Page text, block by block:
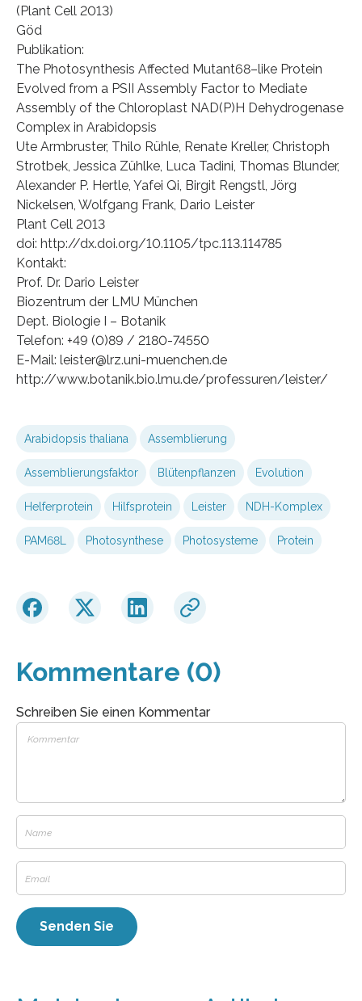
(Plant Cell 2013)
Göd
Publikation:
The Photosynthesis Affected Mutant68–like Protein
Evolved from a PSII Assembly Factor to Mediate
Assembly of the Chloroplast NAD(P)H Dehydrogenase
Complex in Arabidopsis
Ute Armbruster, Thilo Rühle, Renate Kreller, Christoph
Strotbek, Jessica Zühlke, Luca Tadini, Thomas Blunder,
Alexander P. Hertle, Yafei Qi, Birgit Rengstl, Jörg
Nickelsen, Wolfgang Frank, Dario Leister
Plant Cell 2013
doi: http://dx.doi.org/10.1105/tpc.113.114785
Kontakt:
Prof. Dr. Dario Leister
Biozentrum der LMU München
Dept. Biologie I – Botanik
Telefon: +49 (0)89 / 2180-74550
E-Mail: leister@lrz.uni-muenchen.de
http://www.botanik.bio.lmu.de/professuren/leister/
Arabidopsis thaliana Assemblierung
Assemblierungsfaktor Blütenpflanzen Evolution
Helferprotein Hilfsprotein Leister NDH-Komplex
PAM68L Photosynthese Photosysteme Protein
Kommentare (0)
Schreiben Sie einen Kommentar